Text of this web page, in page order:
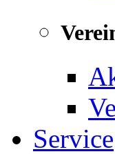
Service